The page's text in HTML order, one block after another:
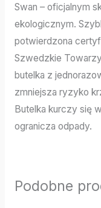
Swan – oficjalnym
ekologicznym.
potwierdzona
Szwedzkie
butelka z
zmniejsza ryzyko
Butelka kurczy się
ogranicza odpady.
Podobne